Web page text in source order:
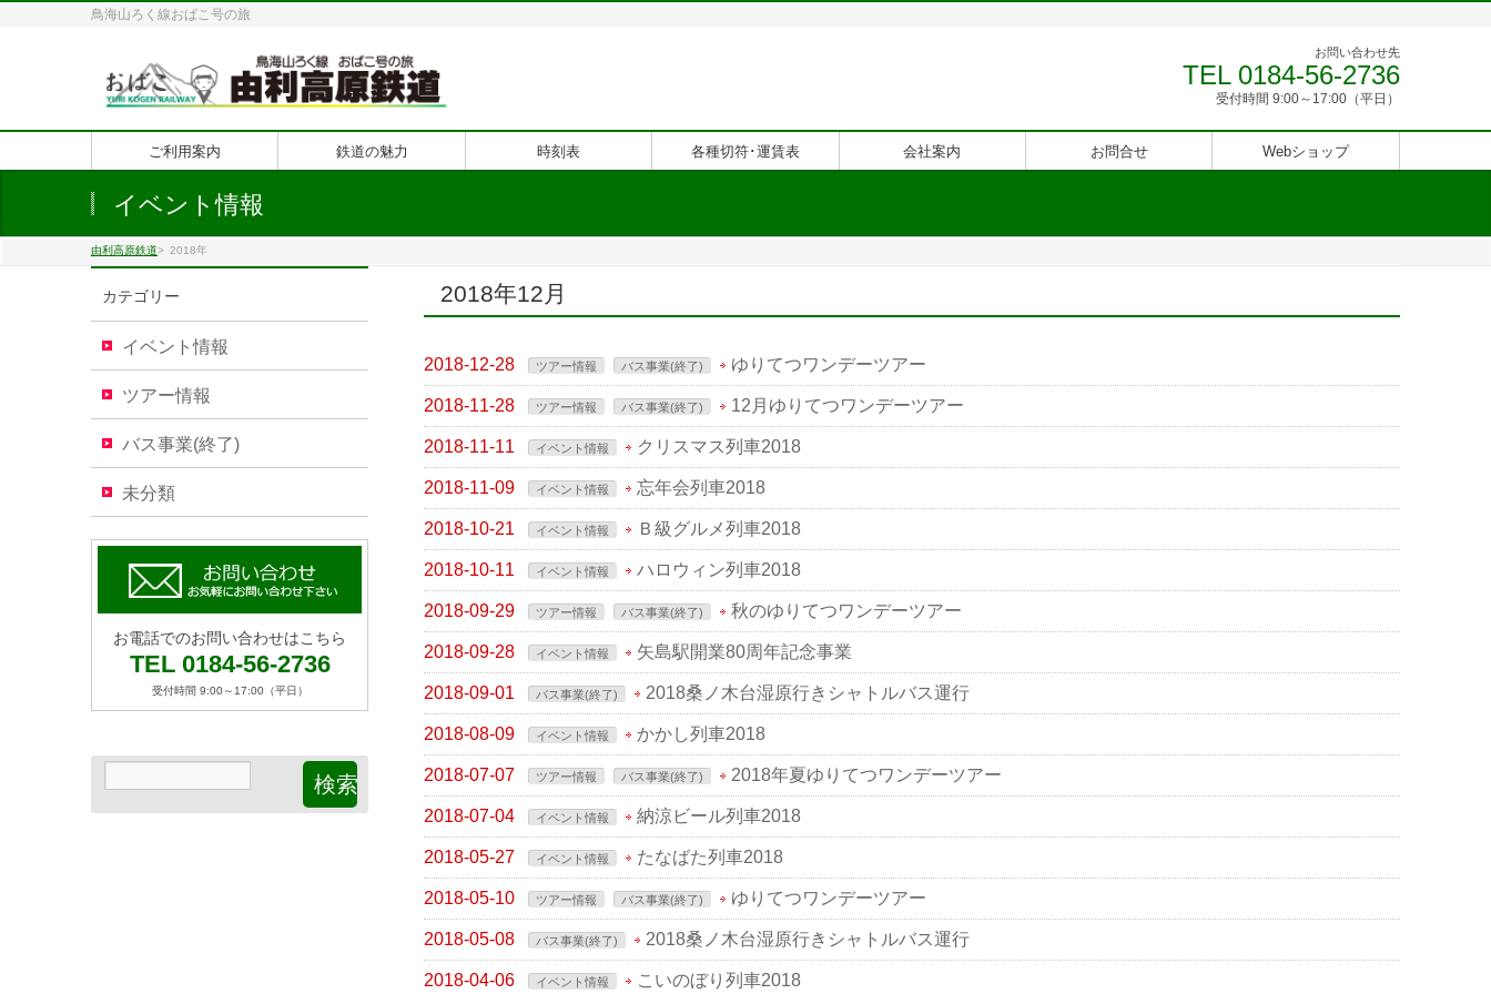
鳥海山ろく線おばこ号の旅
お問い合わせ先
TEL 0184-56-2736
受付時間 9:00～17:00（平日）
ご利用案内 鉄道の魅力 時刻表 各種切符･運賃表 会社案内 お問合せ Webショップ
イベント情報
由利高原鉄道> 2018年
2018年12月
2018-12-28 ツアー情報 バス事業(終了) ゆりてつワンデーツアー
2018-11-28 ツアー情報 バス事業(終了) 12月ゆりてつワンデーツアー
2018-11-11 イベント情報 クリスマス列車2018
2018-11-09 イベント情報 忘年会列車2018
2018-10-21 イベント情報 Ｂ級グルメ列車2018
2018-10-11 イベント情報 ハロウィン列車2018
2018-09-29 ツアー情報 バス事業(終了) 秋のゆりてつワンデーツアー
2018-09-28 イベント情報 矢島駅開業80周年記念事業
2018-09-01 バス事業(終了) 2018桑ノ木台湿原行きシャトルバス運行
2018-08-09 イベント情報 かかし列車2018
2018-07-07 ツアー情報 バス事業(終了) 2018年夏ゆりてつワンデーツアー
2018-07-04 イベント情報 納涼ビール列車2018
2018-05-27 イベント情報 たなばた列車2018
2018-05-10 ツアー情報 バス事業(終了) ゆりてつワンデーツアー
2018-05-08 バス事業(終了) 2018桑ノ木台湿原行きシャトルバス運行
2018-04-06 イベント情報 こいのぼり列車2018
カテゴリー
イベント情報
ツアー情報
バス事業(終了)
未分類
お電話でのお問い合わせはこちら
TEL 0184-56-2736
受付時間 9:00～17:00（平日）